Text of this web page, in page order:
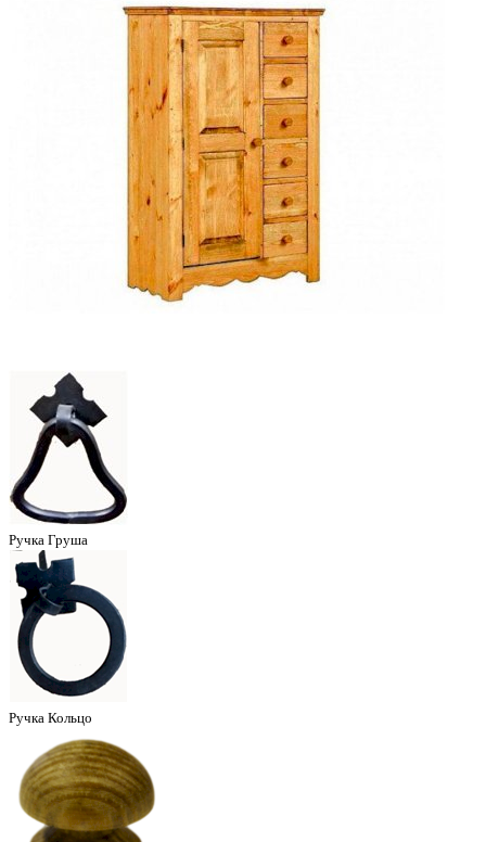
Ручка Груша
Ручка Кольцо